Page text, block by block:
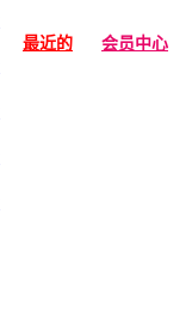
最近的 会员中心